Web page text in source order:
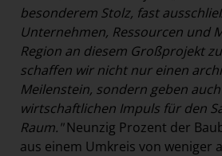
besonderem Stolz, fast
Unternehmen, Ressourcen und
Region an diesem Großprojekt
schaffen wir nicht nur einen
Meilenstein, sondern geben
wirtschaftlichen Impuls für den
Raum."Neunzig Prozent der
aus einem Umkreis von weniger